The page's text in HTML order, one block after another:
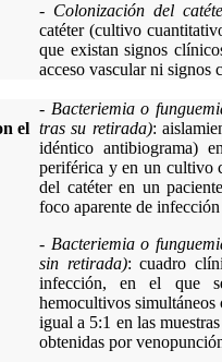
- Colonización del
catéter (cultivo
que existan signos
acceso vascular ni signos
el
- Bacteriemia o
tras su retirada):
idéntico antibiograma)
periférica y en un cultivo
del catéter en un
foco aparente de
- Bacteriemia o
sin retirada): cuadro
infección, en el que
hemocultivos
igual a 5:1 en las
obtenidas por